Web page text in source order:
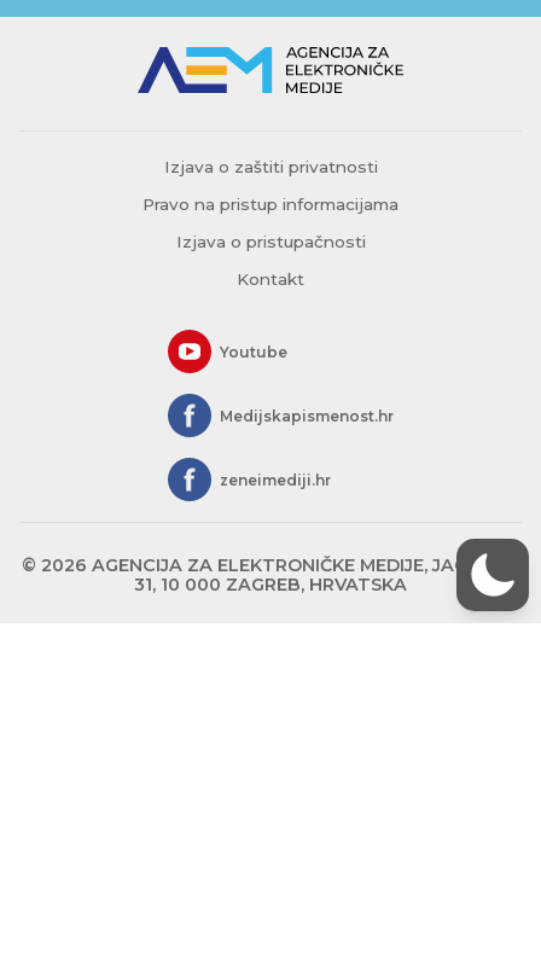
Izjava o zaštiti privatnosti
Pravo na pristup informacijama
Izjava o pristupačnosti
Kontakt
Youtube
Medijskapismenost.hr
zeneimediji.hr
© 2026 AGENCIJA ZA ELEKTRONIČKE MEDIJE, JAGIĆEVA
31, 10 000 ZAGREB, HRVATSKA